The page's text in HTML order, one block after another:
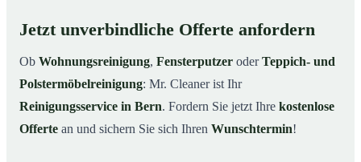
Jetzt unverbindliche Offerte anfordern
Ob Wohnungsreinigung, Fensterputzer oderTeppich- und
Polstermöbelreinigung: Mr. Cleaner ist Ihr
Reinigungsservice in Bern. Fordern Sie jetzt Ihre kostenlose
Offerte an und sichern Sie sich Ihren Wunschtermin!